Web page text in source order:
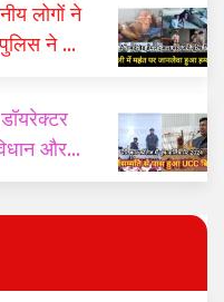
लोगों ने
ने दो
और